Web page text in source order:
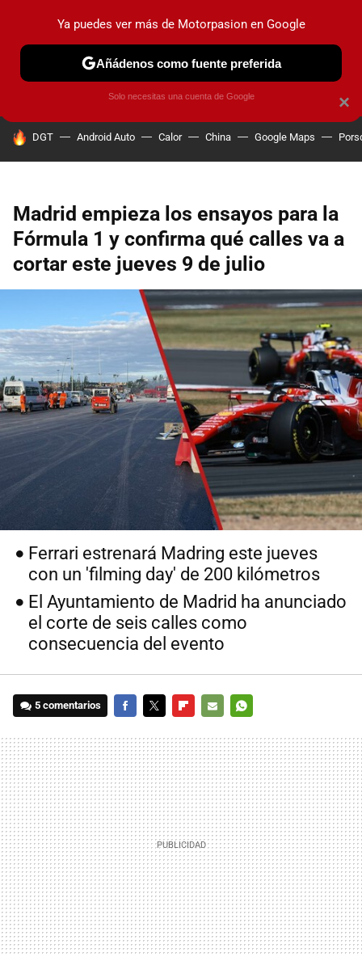
PRUEBAS COCHES ELÉCTRICOS OBSERVATORIO
HOY SE HABLA DE
DGT Android Auto Calor China Google Maps
Madrid empieza los ensayos para la
Fórmula 1 y confirma qué calles va a
cortar este jueves 9 de julio
Ferrari estrenará Madring este jueves
con un 'filming day' de 200 kilómetros
El Ayuntamiento de Madrid ha anunciado
el corte de seis calles como
consecuencia del evento
5 comentarios
MAIL
×
Ya puedes ver más de Motorpasion en Google
Añádenos como fuente preferida
Solo necesitas una cuenta de Google